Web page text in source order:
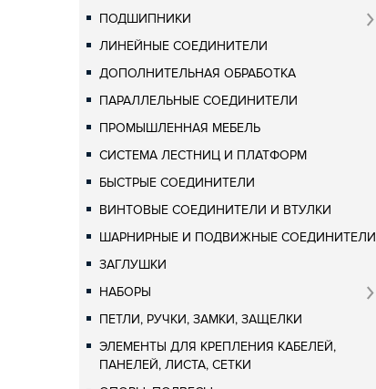
ПОДШИПНИКИ
ЛИНЕЙНЫЕ СОЕДИНИТЕЛИ
ДОПОЛНИТЕЛЬНАЯ ОБРАБОТКА
ПАРАЛЛЕЛЬНЫЕ СОЕДИНИТЕЛИ
ПРОМЫШЛЕННАЯ МЕБЕЛЬ
СИСТЕМА ЛЕСТНИЦ И ПЛАТФОРМ
БЫСТРЫЕ СОЕДИНИТЕЛИ
ВИНТОВЫЕ СОЕДИНИТЕЛИ И ВТУЛКИ
ШАРНИРНЫЕ И ПОДВИЖНЫЕ СОЕДИНИТЕЛИ
ЗАГЛУШКИ
НАБОРЫ
ПЕТЛИ, РУЧКИ, ЗАМКИ, ЗАЩЕЛКИ
ЭЛЕМЕНТЫ ДЛЯ КРЕПЛЕНИЯ КАБЕЛЕЙ,
ПАНЕЛЕЙ, ЛИСТА, СЕТКИ